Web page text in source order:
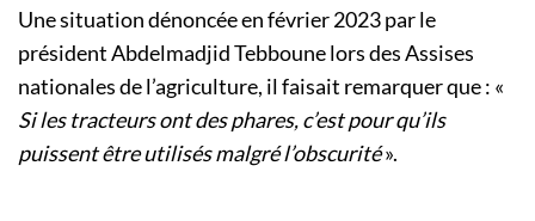
Une situation dénoncée en février 2023 par le
président Abdelmadjid Tebboune lors des Assises
nationales de l’agriculture, il faisait remarquer que : «
Si les tracteurs ont des phares, c’est pour qu’ils
puissent être utilisés malgré l’obscurité».